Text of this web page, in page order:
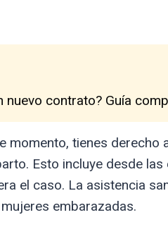
contrato? Guía
momento, tienes derecho
Esto incluye desde
el caso. La asistencia
embarazadas.